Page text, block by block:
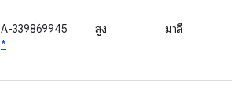
A-339869945
*
สูง มาลี